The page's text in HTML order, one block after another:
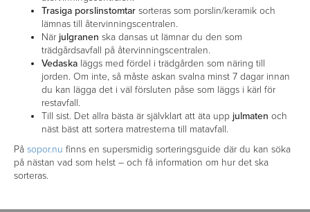
Trasiga porslinstomtar sorteras som porslin/keramik och
lämnas till återvinningscentralen.
När julgranen ska dansas ut lämnar du den som
trädgårdsavfall på återvinningscentralen.
Vedaska läggs med fördel i trädgården som näring till
jorden. Om inte, så måste askan svalna minst 7 dagar innan
du kan lägga det i väl försluten påse som läggs i kärl för
restavfall.
Till sist. Det allra bästa är självklart att äta upp julmaten och
näst bäst att sortera matresterna till matavfall.
På sopor.nu finns en supersmidig sorteringsguide där du kan söka
på nästan vad som helst – och få information om hur det ska
sorteras.